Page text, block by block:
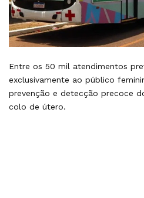
Entre os 50 mil atendimentos
exclusivamente ao público
prevenção e detecção precoce
colo de útero.